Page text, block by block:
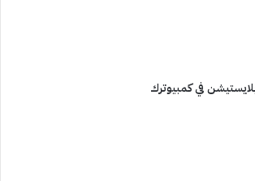
في كمبيوترك